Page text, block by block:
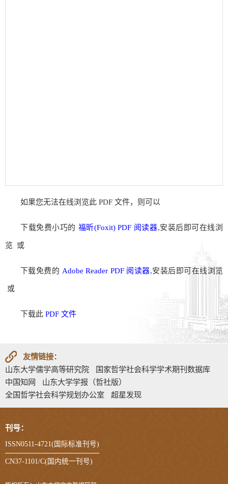
如果您无法在线浏览此 PDF 文件，则可以
下载免费小巧的 福昕(Foxit) PDF 阅读器,安装后即可在线浏
览 或
下载免费的 Adobe Reader PDF 阅读器,安装后即可在线浏览
或
下载此 PDF 文件
友情链接：
山东大学儒学高等研究院
国家哲学社会科学学术期刊数据库
中国知网
山东大学学报（哲社版）
全国哲学社会科学规划办公室
超星发现
刊号：
ISSN0511-4721(国际标准刊号)
CN37-1101/C(国内统一刊号)